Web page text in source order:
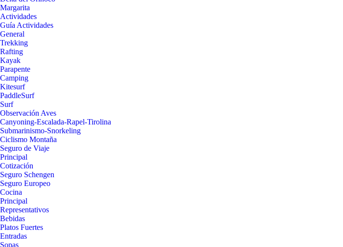
Margarita
Actividades
Guía Actividades
General
Trekking
Rafting
Kayak
Parapente
Camping
Kitesurf
PaddleSurf
Surf
Observación Aves
Canyoning-Escalada-Rapel-Tirolina
Submarinismo-Snorkeling
Ciclismo Montaña
Seguro de Viaje
Principal
Cotización
Seguro Schengen
Seguro Europeo
Cocina
Principal
Representativos
Bebidas
Platos Fuertes
Entradas
Sopas